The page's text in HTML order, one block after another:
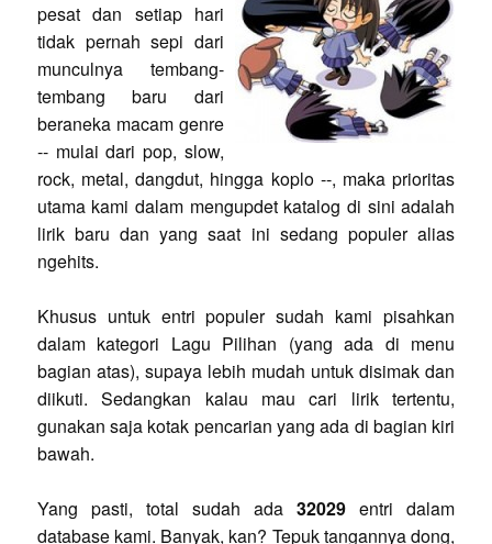
pesat dan setiap hari
tidak pernah sepi dari
munculnya tembang-
tembang baru dari
beraneka macam genre
-- mulai dari pop, slow,
rock, metal, dangdut, hingga koplo --, maka prioritas
utama kami dalam mengupdet katalog di sini adalah
lirik baru dan yang saat ini sedang populer alias
ngehits.
Khusus untuk entri populer sudah kami pisahkan
dalam kategori Lagu Pilihan (yang ada di menu
bagian atas), supaya lebih mudah untuk disimak dan
diikuti. Sedangkan kalau mau cari lirik tertentu,
gunakan saja kotak pencarian yang ada di bagian kiri
bawah.
Yang pasti, total sudah ada32029 entri dalam
database kami. Banyak, kan? Tepuk tangannya dong,